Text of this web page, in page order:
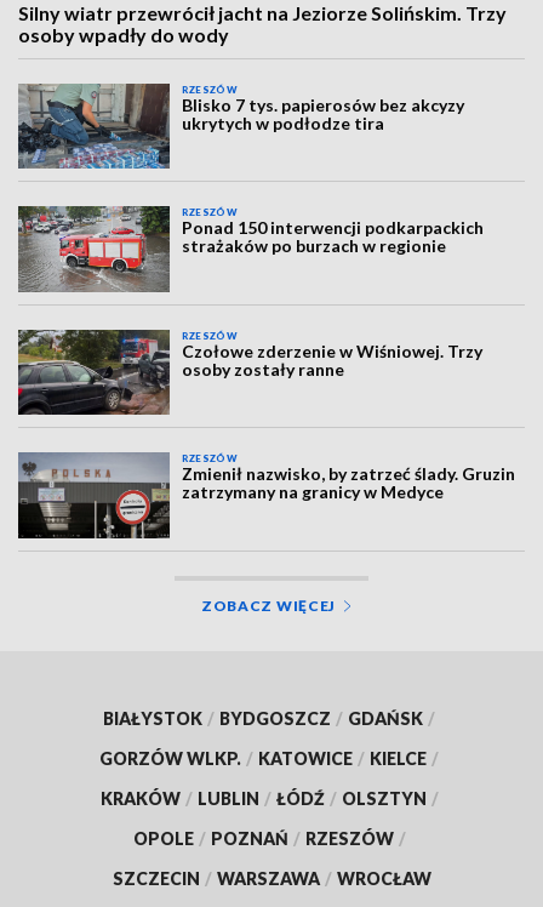
Silny wiatr przewrócił jacht na Jeziorze Solińskim. Trzy
osoby wpadły do wody
RZESZÓW
Blisko 7 tys. papierosów bez akcyzy
ukrytych w podłodze tira
RZESZÓW
Ponad 150 interwencji podkarpackich
strażaków po burzach w regionie
RZESZÓW
Czołowe zderzenie w Wiśniowej. Trzy
osoby zostały ranne
RZESZÓW
Zmienił nazwisko, by zatrzeć ślady. Gruzin
zatrzymany na granicy w Medyce
ZOBACZ WIĘCEJ
BIAŁYSTOK / BYDGOSZCZ / GDAŃSK /
GORZÓW WLKP. / KATOWICE / KIELCE /
KRAKÓW / LUBLIN / ŁÓDŹ / OLSZTYN /
OPOLE / POZNAŃ / RZESZÓW /
SZCZECIN / WARSZAWA / WROCŁAW